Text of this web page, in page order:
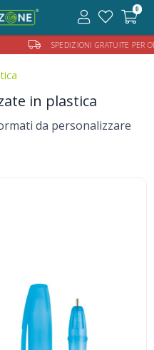
SPEDIZIONI GRATUITE PER
0
in plastica
da personalizzare